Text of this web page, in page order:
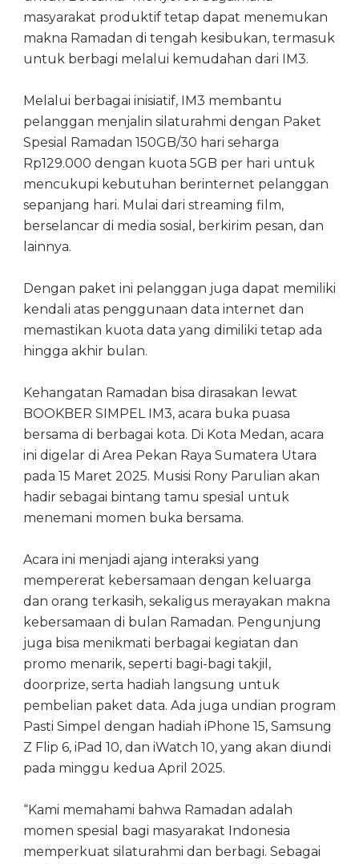
masyarakat produktif tetap dapat menemukan
makna Ramadan di tengah kesibukan, termasuk
untuk berbagi melalui kemudahan dari IM3.
Melalui berbagai inisiatif, IM3 membantu
pelanggan menjalin silaturahmi dengan Paket
Spesial Ramadan 150GB/30 hari seharga
Rp129.000 dengan kuota 5GB per hari untuk
mencukupi kebutuhan berinternet pelanggan
sepanjang hari. Mulai dari streaming film,
berselancar di media sosial, berkirim pesan, dan
lainnya.
Dengan paket ini pelanggan juga dapat memiliki
kendali atas penggunaan data internet dan
memastikan kuota data yang dimiliki tetap ada
hingga akhir bulan.
Kehangatan Ramadan bisa dirasakan lewat
BOOKBER SIMPEL IM3, acara buka puasa
bersama di berbagai kota. Di Kota Medan, acara
ini digelar di Area Pekan Raya Sumatera Utara
pada 15 Maret 2025. Musisi Rony Parulian akan
hadir sebagai bintang tamu spesial untuk
menemani momen buka bersama.
Acara ini menjadi ajang interaksi yang
mempererat kebersamaan dengan keluarga
dan orang terkasih, sekaligus merayakan makna
kebersamaan di bulan Ramadan. Pengunjung
juga bisa menikmati berbagai kegiatan dan
promo menarik, seperti bagi-bagi takjil,
doorprize, serta hadiah langsung untuk
pembelian paket data. Ada juga undian program
Pasti Simpel dengan hadiah iPhone 15, Samsung
Z Flip 6, iPad 10, dan iWatch 10, yang akan diundi
pada minggu kedua April 2025.
“Kami memahami bahwa Ramadan adalah
momen spesial bagi masyarakat Indonesia
memperkuat silaturahmi dan berbagi. Sebagai